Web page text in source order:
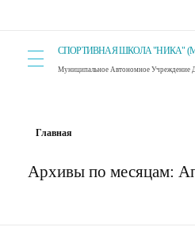
СПОРТИВНАЯ ШКОЛА "НИКА"
Главная
Архивы по месяцам: